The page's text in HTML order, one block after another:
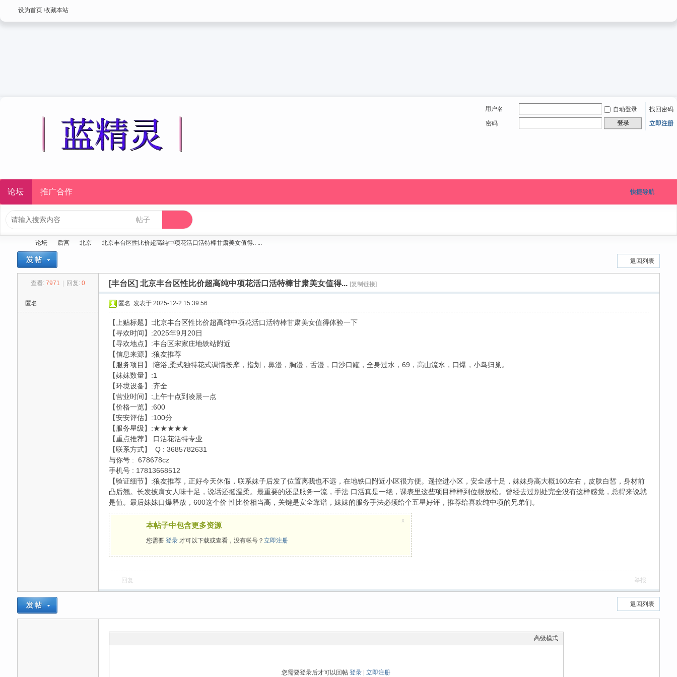
设为首页 收藏本站
用户名 自动登录
找回密码
密码
登录 立即注册
快捷导航
论坛 推广合作
帖子
论坛
›
后宫
›
北京 北京丰台区性比价超高纯中项花活口活特棒甘肃美女值得.. ...
返回列表
查看: 7971 回复: 0 [丰台区] 北京丰台区性比价超高纯中项花活口活特棒甘肃美女值得... [复制链接]
匿名 匿名 发表于 2025-12-2 15:39:56
【上贴标题】:北京丰台区性比价超高纯中项花活口活特棒甘肃美女值得体验一下
【寻欢时间】:2025年9月20日
【寻欢地点】:丰台区宋家庄地铁站附近
【信息来源】:狼友推荐
【服务项目】:陪浴,柔式独特花式调情按摩，指划，鼻漫，胸漫，舌漫，口沙口罐，全身过水，69，高山流水，口爆，小鸟归巢。
【妹妹数量】:1
【环境设备】:齐全
【营业时间】:上午十点到凌晨一点
【价格一览】:600
【安安评估】:100分
【服务星级】:★★★★★
【重点推荐】:口活花活特专业
【联系方式】 Q : 3685782631
与你号 : 678678cz
手机号 : 17813668512
【验证细节】:狼友推荐，正好今天休假，联系妹子后发了位置离我也不远，在地铁口附近小区很方便。遥控进小区，安全感十足，妹妹身高大概160左右，皮肤白皙，身材前
凸后翘。长发披肩女人味十足，说话还挺温柔。最重要的还是服务一流，手法 口活真是一绝，课表里这些项目样样到位很放松。曾经去过别处完全没有这样感觉，总得来说就
是值。最后妹妹口爆释放，600这个价 性比价相当高，关键是安全靠谱，妹妹的服务手法必须给个五星好评，推荐给喜欢纯中项的兄弟们。
本帖子中包含更多资源
您需要 登录才可以下载或查看，没有帐号？ 立即注册
x
回复 举报
返回列表
高级模式
您需要登录后才可以回帖登录 |立即注册